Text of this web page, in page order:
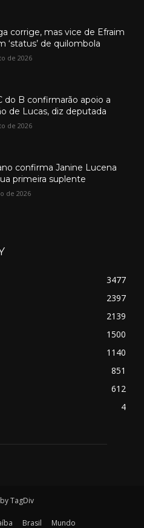
corrige, mas vice de Efraim
‘status’ de quilombola
de 2026
do B confirmarão apoio a
de Lucas, diz deputada
de 2026
confirma Janine Lucena
primeira suplente
de 2026
3477
2397
2139
1500
1140
851
612
4
TagDiv
Brasil Mundo